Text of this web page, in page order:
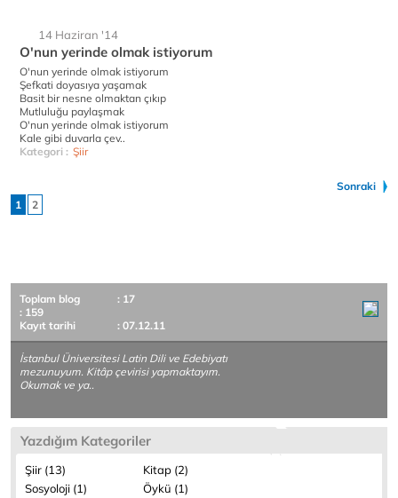
14 Haziran '14
O'nun yerinde olmak istiyorum
O'nun yerinde olmak istiyorum
Şefkati doyasıya yaşamak
Basit bir nesne olmaktan çıkıp
Mutluluğu paylaşmak
O'nun yerinde olmak istiyorum
Kale gibi duvarla çev..
Kategori : Şiir
Sonraki
1
2
Toplam blog
: 17
: 159
Kayıt tarihi
: 07.12.11
İstanbul Üniversitesi Latin Dili ve Edebiyatı
mezunuyum. Kitâp çevirisi yapmaktayım.
Okumak ve ya..
Yazdığım Kategoriler
Şiir (13)
Kitap (2)
Sosyoloji (1)
Öykü (1)